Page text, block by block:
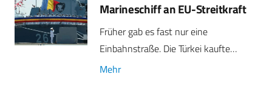
Marineschiff an EU-Streitkraft
Früher gab es fast nur eine
Einbahnstraße. Die Türkei kaufte…
Mehr